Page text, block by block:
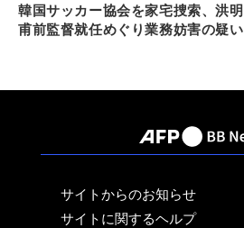
韓国サッカー協会を家宅捜索、洪明
甫前監督就任めぐり業務妨害の疑い
サイトからのお知らせ
サイトに関するヘルプ